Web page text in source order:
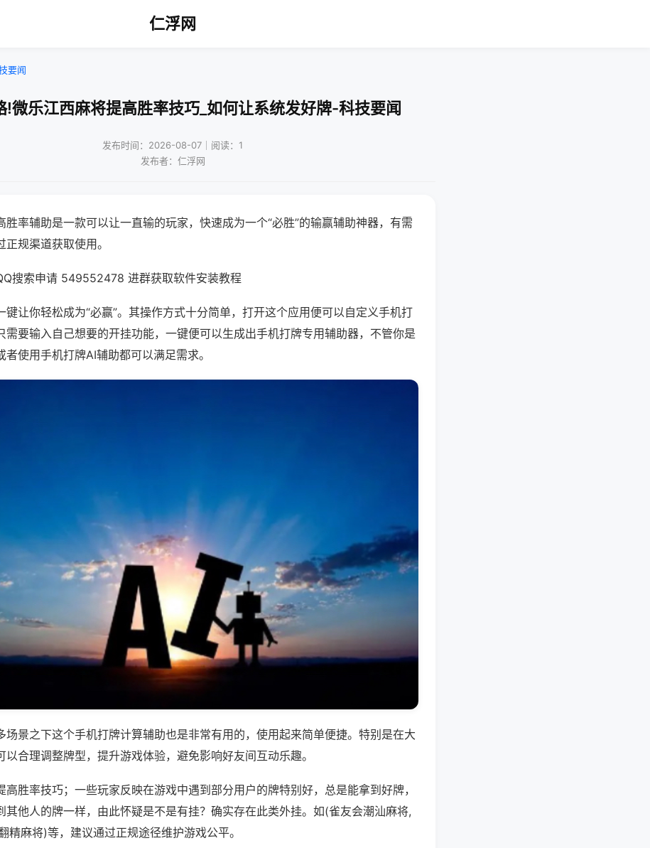
仁浮网
要闻
!微乐江西麻将提高胜率技巧_如何让系统发好牌-科技要闻
发布时间：2026-08-07｜阅读：1
发布者：仁浮网
胜率辅助是一款可以让一直输的玩家，快速成为一个“必胜”的输赢辅助神器，有需
规渠道获取使用。
搜索申请 549552478 进群获取软件安装教程
键让你轻松成为“必赢”。其操作方式十分简单，打开这个应用便可以自定义手机打
需要输入自己想要的开挂功能，一键便可以生成出手机打牌专用辅助器，不管你是
者使用手机打牌AI辅助都可以满足需求。
场景之下这个手机打牌计算辅助也是非常有用的，使用起来简单便捷。特别是在大
以合理调整牌型，提升游戏体验，避免影响好友间互动乐趣。
高胜率技巧；一些玩家反映在游戏中遇到部分用户的牌特别好，总是能拿到好牌，
其他人的牌一样，由此怀疑是不是有挂？确实存在此类外挂。如(雀友会潮汕麻将,
精麻将)等，建议通过正规途径维护游戏公平。